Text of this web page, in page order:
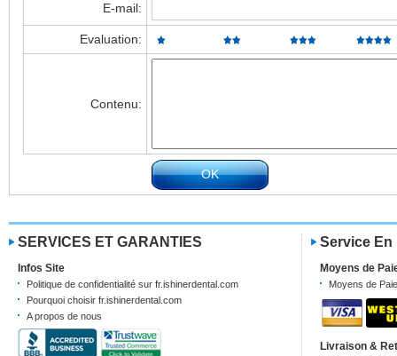
E-mail:
Evaluation:
Contenu:
SERVICES ET GARANTIES
Infos Site
Politique de confidentialité sur fr.ishinerdental.com
Pourquoi choisir fr.ishinerdental.com
A propos de nous
Service En
Moyens de
Moyens de
Livraison &